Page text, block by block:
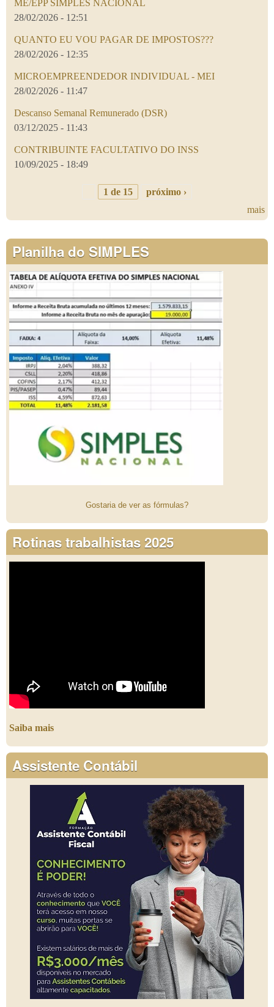
ME/EPP SIMPLES NACIONAL
28/02/2026 - 12:51
QUANTO EU VOU PAGAR DE IMPOSTOS???
28/02/2026 - 12:35
MICROEMPREENDEDOR INDIVIDUAL - MEI
28/02/2026 - 11:47
Descanso Semanal Remunerado (DSR)
03/12/2025 - 11:43
CONTRIBUINTE FACULTATIVO DO INSS
10/09/2025 - 18:49
1 de 15
próximo ›
mais
Planilha do SIMPLES
Gostaria de ver as fórmulas?
Rotinas trabalhistas 2025
Saiba mais
Assistente Contábil